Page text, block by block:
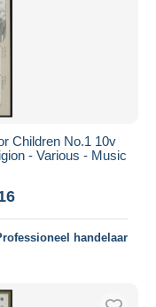
Children No.1 10v
- Various - Music
handelaar